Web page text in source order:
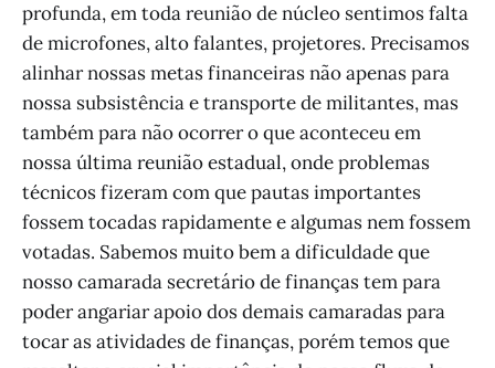
profunda, em toda reunião de núcleo sentimos falta
de microfones, alto falantes, projetores. Precisamos
alinhar nossas metas financeiras não apenas para
nossa subsistência e transporte de militantes, mas
também para não ocorrer o que aconteceu em
nossa última reunião estadual, onde problemas
técnicos fizeram com que pautas importantes
fossem tocadas rapidamente e algumas nem fossem
votadas. Sabemos muito bem a dificuldade que
nosso camarada secretário de finanças tem para
poder angariar apoio dos demais camaradas para
tocar as atividades de finanças, porém temos que